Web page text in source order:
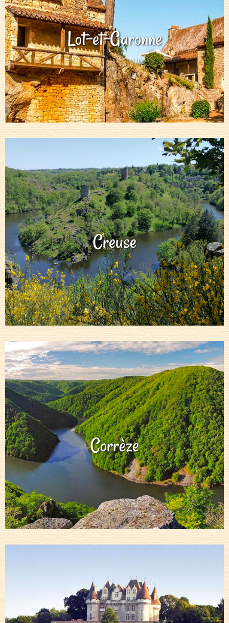
Lot-et-Garonne
Creuse
Corrèze